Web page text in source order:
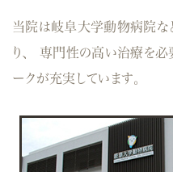
当院は岐阜大学動物病院な
り、
専門性の高い治療を必
ークが充実しています。